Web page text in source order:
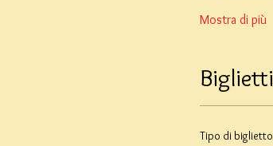
Mostra di più
Biglietti
Tipo di biglietto